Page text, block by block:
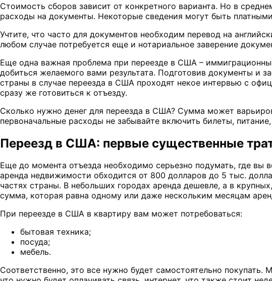
Стоимость сборов зависит от конкретного варианта. Но в
расходы на документы. Некоторые сведения могут быть
Учтите, что часто для документов необходим перевод на
любом случае потребуется еще и нотариальное заверение
Еще одна важная проблема при переезде в США –
добиться желаемого вами результата. Подготовив документы и
страны в случае переезда в США проходят некое интервью с
сразу же готовиться к отъезду.
Сколько нужно денег для переезда в США? Сумма может
первоначальные расходы не забывайте включить билеты,
Переезд в США: первые существенные
Еще до момента отъезда необходимо серьезно подумать, где
аренда недвижимости обходится от 800 долларов до 5 тыс.
частях страны. В небольших городах аренда дешевле, а в
сумма, которая равна одному или даже нескольким месяцам
При переезде в США в квартиру вам может потребоваться:
бытовая техника;
посуда;
мебель.
Соответственно, это все нужно будет самостоятельно